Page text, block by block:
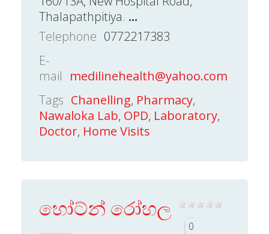
Thalapathpitiya. ...
Telephone 0772217383
E-
mail medilinehealth@yahoo.com
Tags Chanelling, Pharmacy,
Nawaloka Lab, OPD, Laboratory,
Doctor, Home Visits
හෝට්න් රෝහල
0